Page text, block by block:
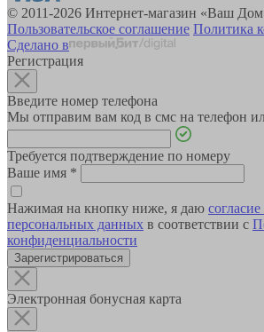
© 2011-2026 Интернет-магазин «Ваш
Пользовательское соглашение Политика
Сделано в
Регистрация
Введите номер телефона
Мы отправим вам код в смс на телефон
Требуется подтверждение по номеру
Ваше имя *
Нажимая на кнопку ниже, я даю
персональных данных в соответствии с
конфиденциальности
Зарегистрироваться
Электронная бонусная карта